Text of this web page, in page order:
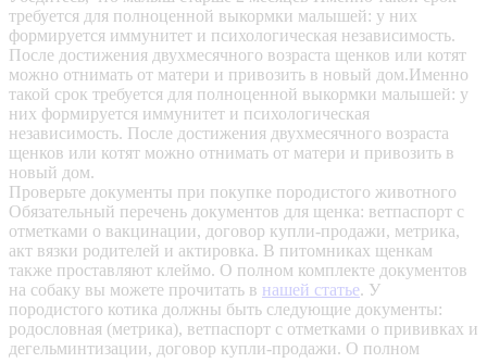
требуется для полноценной выкормки малышей: у них
формируется иммунитет и психологическая независимость.
После достижения двухмесячного возраста щенков или котят
можно отнимать от матери и привозить в новый дом.Именно
такой срок требуется для полноценной выкормки малышей: у
них формируется иммунитет и психологическая
независимость. После достижения двухмесячного возраста
щенков или котят можно отнимать от матери и привозить в
новый дом.
Проверьте документы при покупке породистого животного
Обязательный перечень документов для щенка: ветпаспорт с
отметками о вакцинации, договор купли-продажи, метрика,
акт вязки родителей и актировка. В питомниках щенкам
также проставляют клеймо. О полном комплекте документов
на собаку вы можете прочитать в нашей статье. У
породистого котика должны быть следующие документы:
родословная (метрика), ветпаспорт с отметками о прививках и
дегельминтизации, договор купли-продажи. О полном